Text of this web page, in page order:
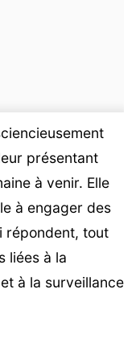
présentant
à venir. Elle
à engager des
répondent, tout
liées à la
à la surveillance